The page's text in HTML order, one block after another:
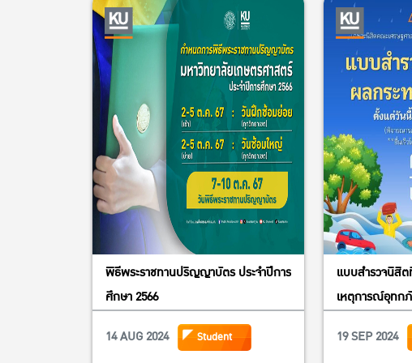
พิธีพระราชทานปริญญาบัตร ประจำปีการ
ศึกษา 2566
14 AUG 2024
Student
แบบสำรวจนิสิ
เหตุการณ์อุทก
เศรษฐศาสตร์
เกษตรศาสตร์ (
19 SEP 2024